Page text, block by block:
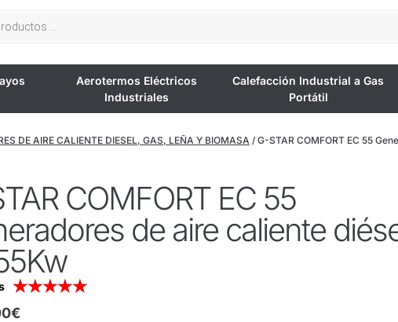
Aerotermos Eléctricos
Industriales
Calefacción Industrial a Gas
Portátil
DE AIRE CALIENTE DIESEL, GAS, LEÑA Y BIOMASA / G-STAR COMFORT EC 55
COMFORT EC 55
de aire caliente
★★★★★
€